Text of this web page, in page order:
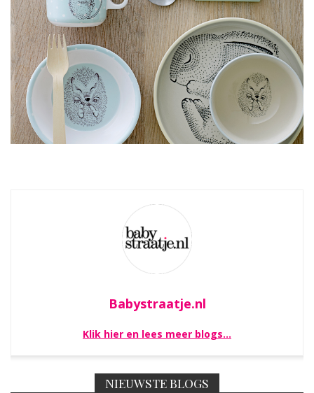
Babystraatje.nl
Klik hier en lees meer blogs…
NIEUWSTE BLOGS